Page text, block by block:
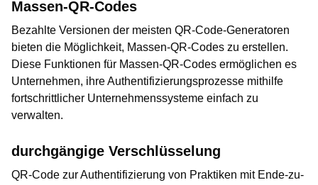
Massen-QR-Codes
Bezahlte Versionen der meisten QR-Code-Generatoren
bieten die Möglichkeit, Massen-QR-Codes zu erstellen.
Diese Funktionen für Massen-QR-Codes ermöglichen es
Unternehmen, ihre Authentifizierungsprozesse mithilfe
fortschrittlicher Unternehmenssysteme einfach zu
verwalten.
durchgängige Verschlüsselung
QR-Code zur Authentifizierung von Praktiken mit Ende-zu-